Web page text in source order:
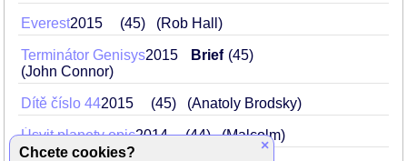
Everest2015 45 (Rob Hall)
Terminátor Genisys2015 Brief 45
(John Connor)
Dítě číslo 442015 45 (Anatoly Brodsky)
Úsvit planety opic2014 44 (Malcolm)
×
Chcete cookies?